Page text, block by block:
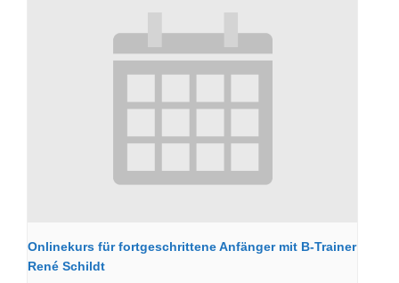
Onlinekurs für fortgeschrittene Anfänger mit B-Trainer
René Schildt